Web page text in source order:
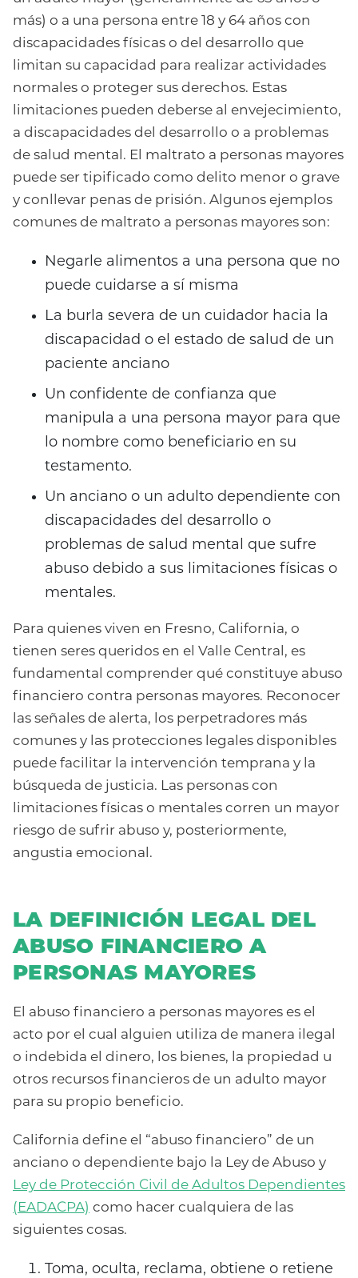
más) o a una persona entre 18 y 64 años con
discapacidades físicas o del desarrollo que
limitan su capacidad para realizar actividades
normales o proteger sus derechos. Estas
limitaciones pueden deberse al envejecimiento,
a discapacidades del desarrollo o a problemas
de salud mental. El maltrato a personas mayores
puede ser tipificado como delito menor o grave
y conllevar penas de prisión. Algunos ejemplos
comunes de maltrato a personas mayores son:
Negarle alimentos a una persona que no
puede cuidarse a sí misma
La burla severa de un cuidador hacia la
discapacidad o el estado de salud de un
paciente anciano
Un confidente de confianza que
manipula a una persona mayor para que
lo nombre como beneficiario en su
testamento.
Un anciano o un adulto dependiente con
discapacidades del desarrollo o
problemas de salud mental que sufre
abuso debido a sus limitaciones físicas o
mentales.
Para quienes viven en Fresno, California, o
tienen seres queridos en el Valle Central, es
fundamental comprender qué constituye abuso
financiero contra personas mayores. Reconocer
las señales de alerta, los perpetradores más
comunes y las protecciones legales disponibles
puede facilitar la intervención temprana y la
búsqueda de justicia. Las personas con
limitaciones físicas o mentales corren un mayor
riesgo de sufrir abuso y, posteriormente,
angustia emocional.
LA DEFINICIÓN LEGAL DEL
ABUSO FINANCIERO A
PERSONAS MAYORES
El abuso financiero a personas mayores es el
acto por el cual alguien utiliza de manera ilegal
o indebida el dinero, los bienes, la propiedad u
otros recursos financieros de un adulto mayor
para su propio beneficio.
California define el “abuso financiero” de un
anciano o dependiente bajo la Ley de Abuso y
Ley de Protección Civil de Adultos Dependientes
(EADACPA) como hacer cualquiera de las
siguientes cosas.
Toma, oculta, reclama, obtiene o retiene